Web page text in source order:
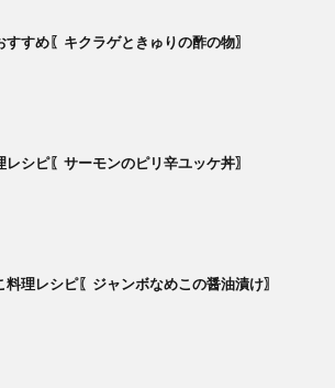
すすめ〖キクラゲときゅりの酢の物〗
レシピ〖サーモンのピリ辛ユッケ丼〗
料理レシピ〖ジャンボなめこの醤油漬け〗